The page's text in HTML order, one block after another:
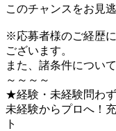
このチャンスをお見
※応募者様のご経歴
ございます。
また、諸条件につい
～～～～
★経験・未経験問わ
未経験からプロへ！
ト